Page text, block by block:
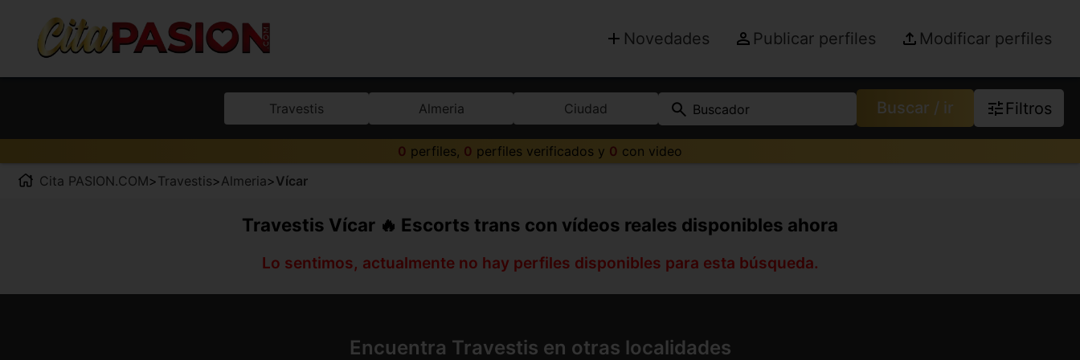
Novedades Publicar perfiles Modificar perfiles
Travestis Almeria Ciudad Buscador Buscar / ir Filtros
0 perfiles, 0 perfiles verificados y 0 con video
Cita PASION.COM>Travestis>Almeria>Vícar
Travestis Vícar 🔥 Escorts trans con vídeos reales disponibles ahora
Lo sentimos, actualmente no hay perfiles disponibles para esta búsqueda.
Encuentra Travestis en otras localidades